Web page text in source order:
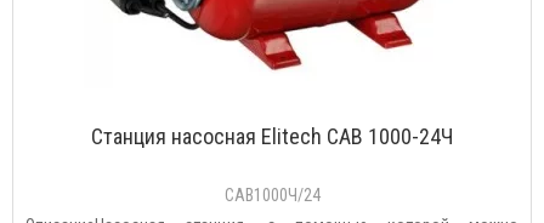
Станция насосная Elitech САВ 1000-24Ч
САВ1000Ч/24